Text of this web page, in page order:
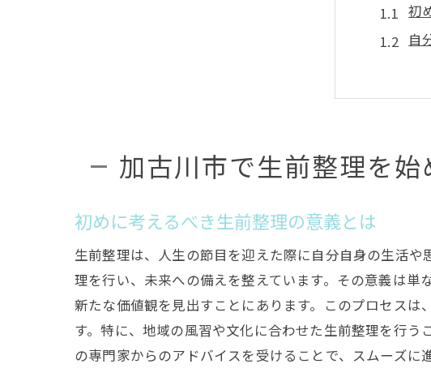
初
自
心
生
生前整
加
生
加古川市で生前整理を
初めに考えるべき生前整理の意義とは
生前整理は、人生の節目を迎えた際に自分自身の生活
理を行い、未来への備えを整えています。その意義は単
新たな価値観を見出すことにあります。このプロセス
す。特に、地域の風習や文化に合わせた生前整理を行
の専門家からのアドバイスを受けることで、スムーズに